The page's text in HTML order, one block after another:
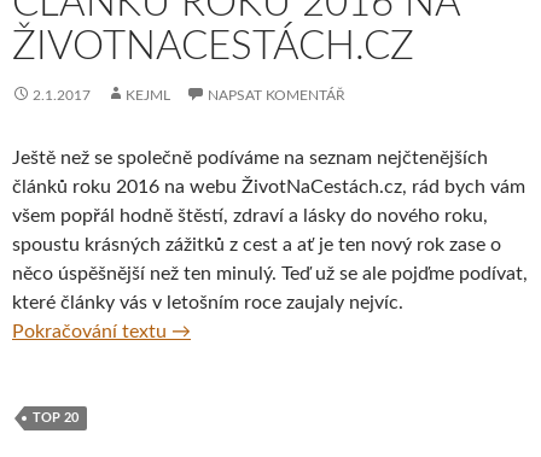
ŽIVOTNACESTÁCH.CZ
2.1.2017 KEJML NAPSAT KOMENTÁŘ
Ještě než se společně podíváme na seznam nejčtenějších
článků roku 2016 na webu ŽivotNaCestách.cz, rád bych vám
všem popřál hodně štěstí, zdraví a lásky do nového roku,
spoustu krásných zážitků z cest a ať je ten nový rok zase o
něco úspěšnější než ten minulý. Teď už se ale pojďme podívat,
které články vás v letošním roce zaujaly nejvíc.
Pokračování textu 20 nejčtenějších článků roku 2016 na
→
TOP 20